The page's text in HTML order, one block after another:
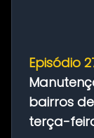
Episódio
bairros
terça-